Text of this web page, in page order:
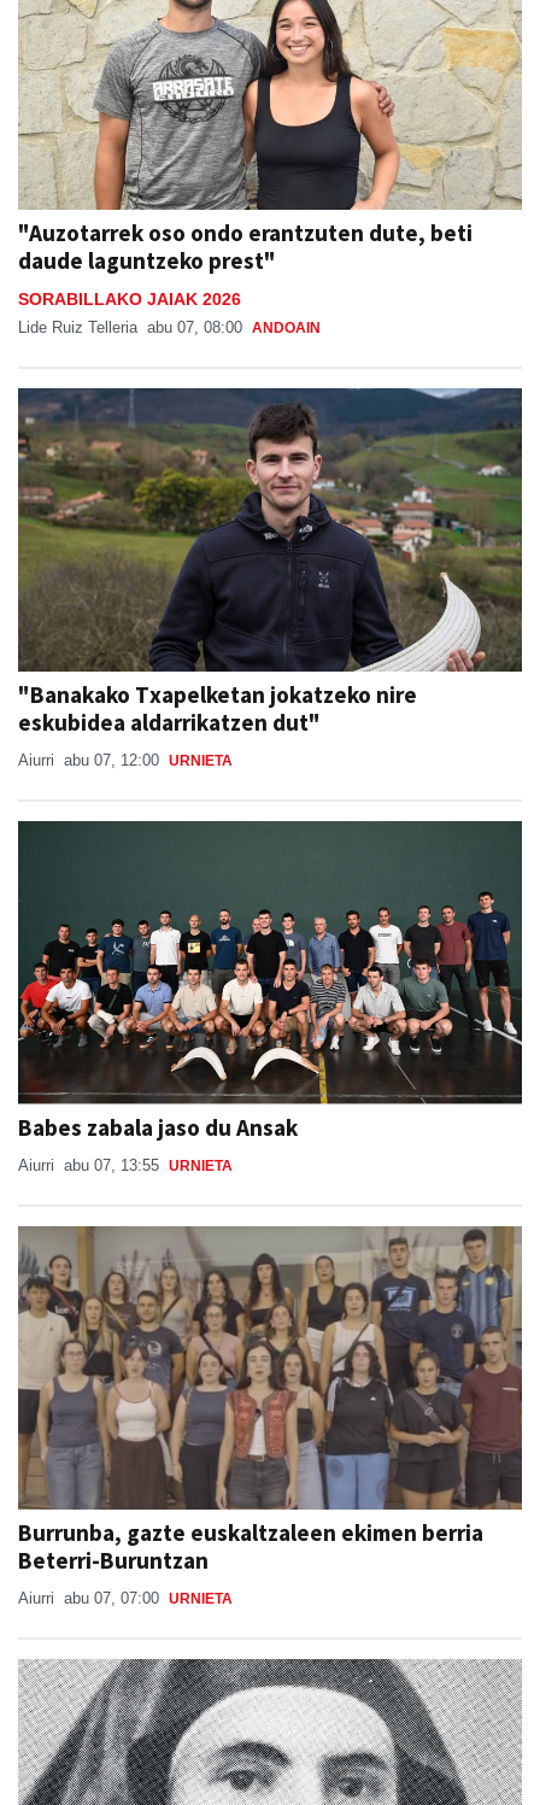
"Auzotarrek oso ondo erantzuten dute, beti
daude laguntzeko prest"
SORABILLAKO JAIAK 2026
Lide Ruiz Telleria abu 07, 08:00 ANDOAIN
"Banakako Txapelketan jokatzeko nire
eskubidea aldarrikatzen dut"
Aiurri abu 07, 12:00 URNIETA
Babes zabala jaso du Ansak
Aiurri abu 07, 13:55 URNIETA
Burrunba, gazte euskaltzaleen ekimen berria
Beterri-Buruntzan
Aiurri abu 07, 07:00 URNIETA